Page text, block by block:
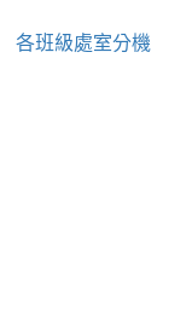
各班級處室分機